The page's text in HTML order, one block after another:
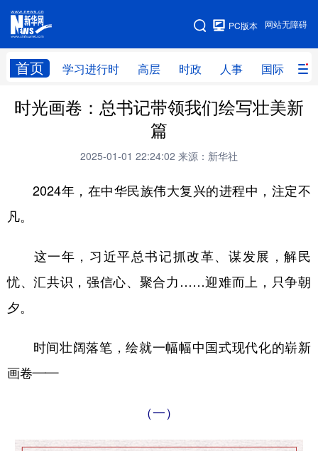
网站无障碍
PC版本
首页 学习进行时 高层 时政 人事 国际 财
网站地图
学习进行时 高层 时政 人事
科技 科创 量子 体育
访谈 视频 图片 政务
法律 中央文件 金融 汽车
学术中国 乡村振兴 银龄 溯源中国
城市
时光画卷：总书记带领我们绘写壮美新
篇
2025-01-01 22:24:02 来源：新华社
2024年，在中华民族伟大复兴的进程中，注定不
凡。
这一年，习近平总书记抓改革、谋发展，解民
忧、汇共识，强信心、聚合力……迎难而上，只争朝
夕。
时间壮阔落笔，绘就一幅幅中国式现代化的崭新
画卷——
（一）